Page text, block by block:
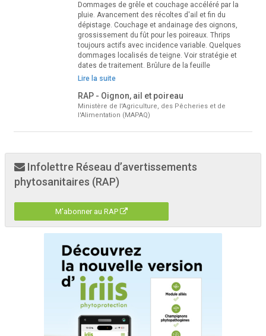
Dommages de grêle et couchage accéléré par la
pluie. Avancement des récoltes d'ail et fin du
dépistage. Couchage et andainage des oignons,
grossissement du fût pour les poireaux. Thrips
toujours actifs avec incidence variable. Quelques
dommages localisés de teigne. Voir stratégie et
dates de traitement. Brûlure de la feuille
Lire la suite
RAP - Oignon, ail et poireau
Ministère de l'Agriculture, des Pêcheries et de
l'Alimentation (MAPAQ)
Infolettre Réseau d’avertissements
phytosanitaires (RAP)
M'abonner au RAP